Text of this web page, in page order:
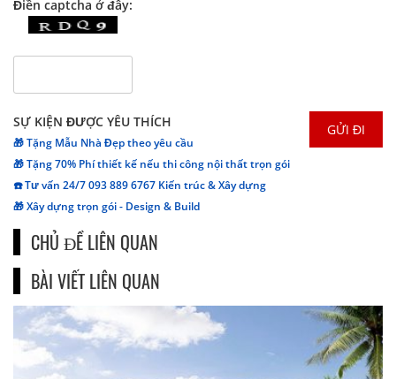
Điền captcha ở đây:
SỰ KIỆN ĐƯỢC YÊU THÍCH
🎁 Tặng Mẫu Nhà Đẹp theo yêu cầu
🎁 Tặng 70% Phí thiết kế nếu thi công nội thất trọn gói
☎️ Tư vấn 24/7 093 889 6767 Kiến trúc & Xây dựng
🎁 Xây dựng trọn gói - Design & Build
CHỦ ĐỀ LIÊN QUAN
BÀI VIẾT LIÊN QUAN